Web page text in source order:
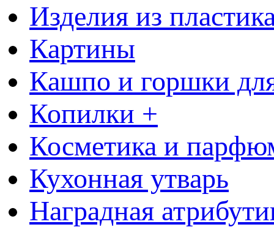
Изделия из
Картины
Кашпо и горшки
Копилки +
Косметика и
Кухонная утварь
Наградная